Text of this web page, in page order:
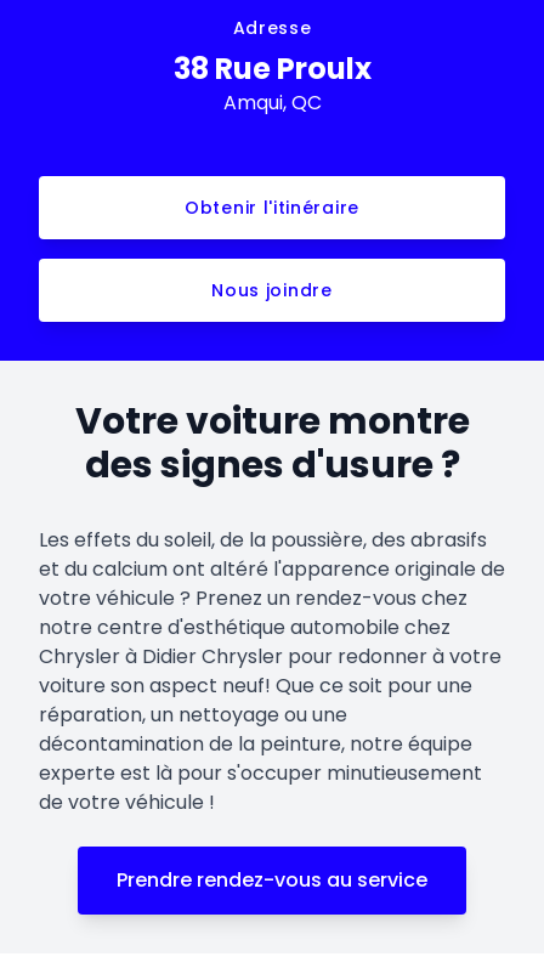
Adresse
38 Rue Proulx
Amqui, QC
Obtenir l'itinéraire
Nous joindre
Votre voiture montre
des signes d'usure ?
Les effets du soleil, de la poussière, des abrasifs
et du calcium ont altéré l'apparence originale de
votre véhicule ? Prenez un rendez-vous chez
notre centre d'esthétique automobile chez
Chrysler à Didier Chrysler pour redonner à votre
voiture son aspect neuf! Que ce soit pour une
réparation, un nettoyage ou une
décontamination de la peinture, notre équipe
experte est là pour s'occuper minutieusement
de votre véhicule !
Prendre rendez-vous au service